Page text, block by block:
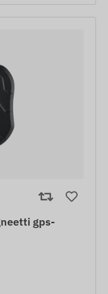
gps-